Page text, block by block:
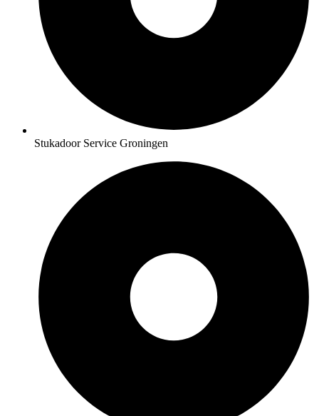
Stukadoor Service Groningen